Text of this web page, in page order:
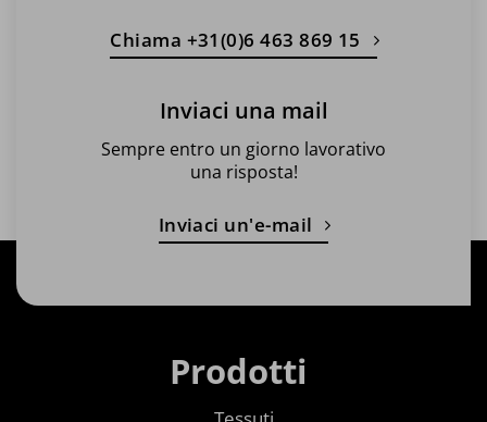
Chiama +31(0)6 463 869 15
Inviaci una mail
Sempre entro un giorno lavorativo
una risposta!
Inviaci un'e-mail
Prodotti